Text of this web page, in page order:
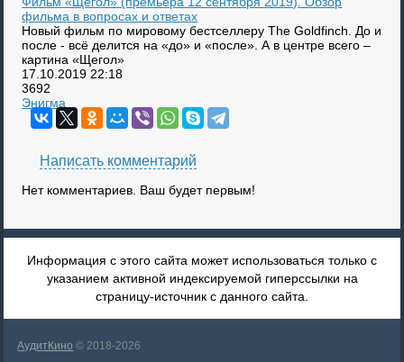
фильма в вопросах и ответах
Новый фильм по мировому бестселлеру The Goldfinch. До и
после - всё делится на «до» и «после». А в центре всего –
картина «Щегол»
17.10.2019 22:18
3692
Энигма
Написать комментарий
Нет комментариев. Ваш будет первым!
Информация с этого сайта может использоваться только с
указанием активной индексируемой гиперссылки на
страницу-источник с данного сайта.
АудитКино © 2018-2026